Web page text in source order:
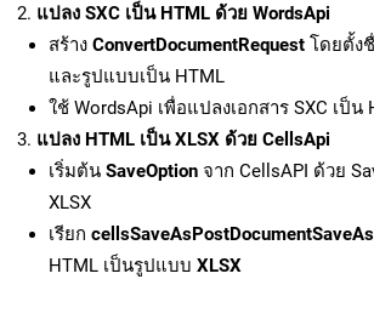
แปลง SXC เป็น HTML ด้วย WordsApi
สร้าง ConvertDocumentRequest โดยตั้ง
และรูปแบบเป็น HTML
ใช้ WordsApi เพื่อแปลงเอกสาร SXC เป็น
แปลง HTML เป็น XLSX ด้วย CellsApi
เริ่มต้น SaveOption จาก CellsAPI ด้วย
XLSX
เรียก cellsSaveAsPostDocumentSaveAs
HTML เป็นรูปแบบ XLSX